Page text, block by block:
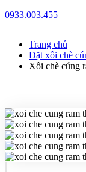
0933.003.455
Trang chủ
Đặt xôi chè
Xôi chè cúng